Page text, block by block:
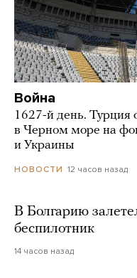
Война
1627-й день. Турция
в Черном море на
и Украины
НОВОСТИ 12 часов назад
В Болгарию
беспилотник
14 часов назад